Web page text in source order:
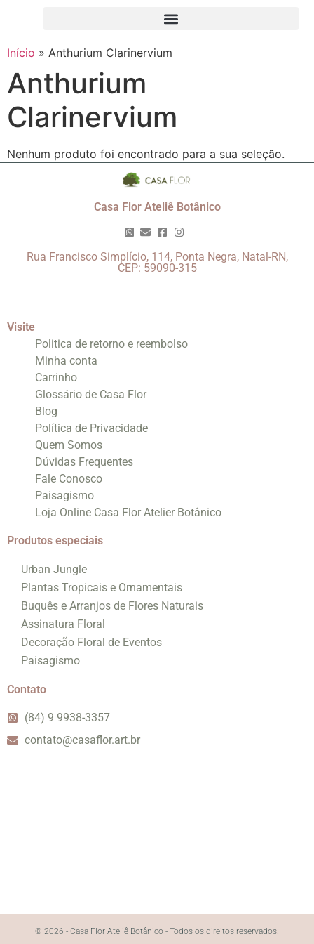
Início » Anthurium Clarinervium
Anthurium
Clarinervium
Nenhum produto foi encontrado para a sua seleção.
Casa Flor Ateliê Botânico
Rua Francisco Simplício, 114, Ponta Negra, Natal-RN,
CEP: 59090-315
Visite
Politica de retorno e reembolso
Minha conta
Carrinho
Glossário de Casa Flor
Blog
Política de Privacidade
Quem Somos
Dúvidas Frequentes
Fale Conosco
Paisagismo
Loja Online Casa Flor Atelier Botânico
Produtos especiais
Urban Jungle
Plantas Tropicais e Ornamentais
Buquês e Arranjos de Flores Naturais
Assinatura Floral
Decoração Floral de Eventos
Paisagismo
Contato
(84) 9 9938-3357
contato@casaflor.art.br
© 2026 - Casa Flor Ateliê Botânico - Todos os direitos reservados.